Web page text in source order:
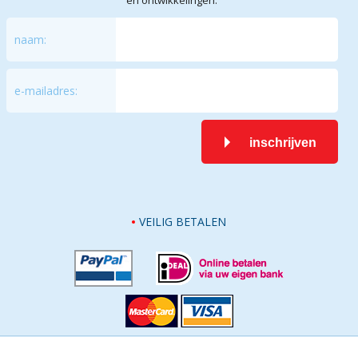
naam:
e-mailadres:
inschrijven
VEILIG BETALEN